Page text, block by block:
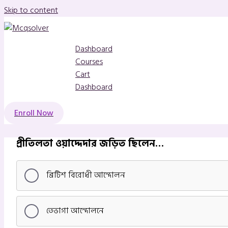
Skip to content
Dashboard
Courses
Cart
Dashboard
Enroll Now
প্রীতিলতা ওয়াদ্দেদার জড়িত ছিলেন…
ব্রিটিশ বিরোধী আন্দোলন
তেভাগা আন্দোলনে